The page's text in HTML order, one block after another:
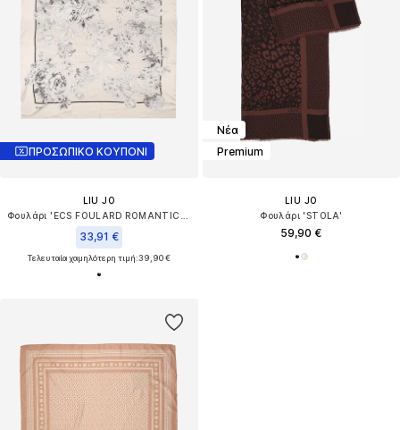
ΠΡΟΣΩΠΙΚΟ ΚΟΥΠΟΝΙ
LIU JO
33,91 €
Τελευταία χαμηλότερη τιμή:39,90 €
Νέα
Premium
LIU JO
Φουλάρι 'STOLA'
59,90 €